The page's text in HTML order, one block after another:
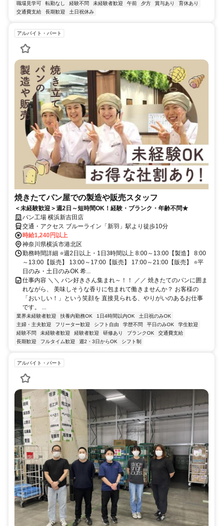
職場見学可
転勤なし 経験不問 未経験者歓迎 午前 夕方 賞与あり
育休あり
交通費支給
長期歓迎 土日祝休み
アルバイト・パート
焼きたてパン屋での製造や販売スタッフ
＜未経験歓迎＞週2日～短時間OK！経験・ブランク・年齢不問★
パン工場 横浜新吉田店
交通・アクセス ブルーライン「新羽」駅より徒歩10分
時給1,240円以上
神奈川県横浜市港北区
勤務時間詳細 ⭐週2日以上・1日3時間以上 8:00～13:00【製造】 8:00
～13:00【販売】 13:00～17:00【販売】 17:00～21:00【販売】 ⭐平
日のみ・土日のみOK 希...
仕事内容 ＼＼ パン好きさん集まれ～！！ ／／ 焼きたてのパンに囲ま
れながら、 美味しそうな香りに包まれて働きませんか？ お客様の
「おいしい！」という笑顔を 直接見られる、やりがいのあるお仕事
です。 ...
業界未経験者歓迎 扶養内勤務OK 1日4時間以内OK
土日祝のみOK
主婦・主夫歓迎
フリーター歓迎 シフト自由 学歴不問 平日のみOK
学生歓迎
経験不問
未経験者歓迎 経験者歓迎 研修あり ブランクOK
交通費支給
長期歓迎
フルタイム歓迎 週2・3日からOK シフト制
アルバイト・パート